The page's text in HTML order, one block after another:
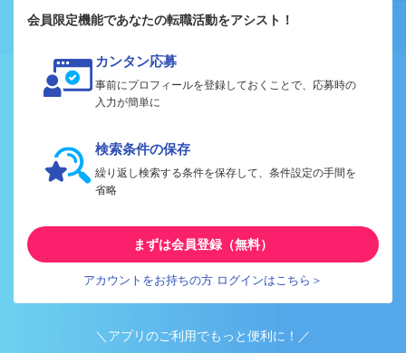
会員限定機能であなたの転職活動をアシスト！
カンタン応募
事前にプロフィールを登録しておくことで、応募時の
入力が簡単に
検索条件の保存
繰り返し検索する条件を保存して、条件設定の手間を
省略
まずは会員登録（無料）
アカウントをお持ちの方 ログインはこちら＞
＼アプリのご利用でもっと便利に！／